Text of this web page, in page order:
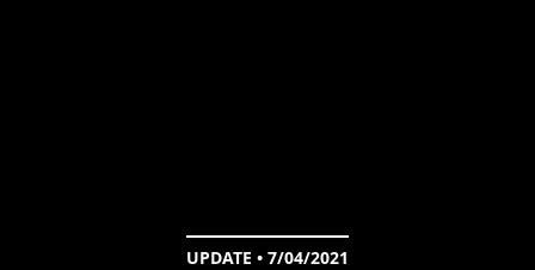
UPDATE • 7/04/2021